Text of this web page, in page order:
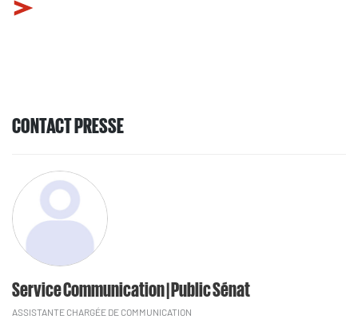
CONTACT PRESSE
Service Communication | Public Sénat
ASSISTANTE CHARGÉE DE COMMUNICATION